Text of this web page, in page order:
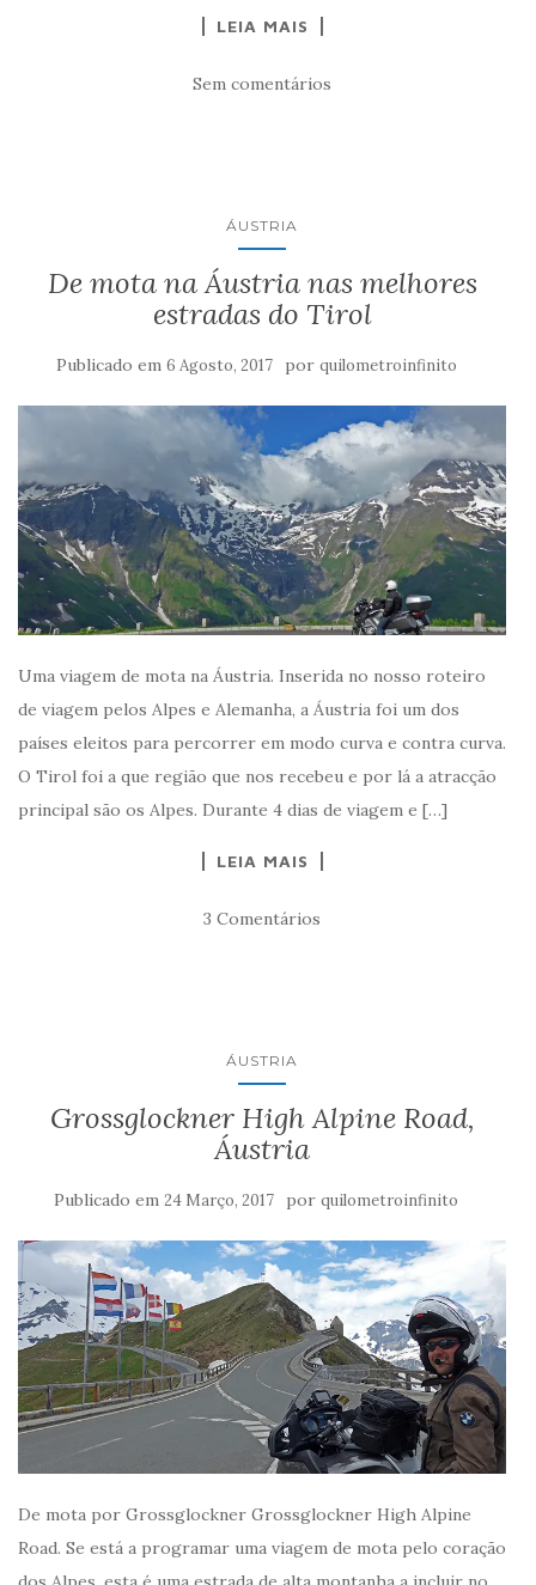
LEIA MAIS
Sem comentários
ÁUSTRIA
De mota na Áustria nas melhores
estradas do Tirol
Publicado em 6 Agosto, 2017 por quilometroinfinito
Uma viagem de mota na Áustria. Inserida no nosso roteiro
de viagem pelos Alpes e Alemanha, a Áustria foi um dos
países eleitos para percorrer em modo curva e contra curva.
O Tirol foi a que região que nos recebeu e por lá a atracção
principal são os Alpes. Durante 4 dias de viagem e […]
LEIA MAIS
3 Comentários
ÁUSTRIA
Grossglockner High Alpine Road,
Áustria
Publicado em 24 Março, 2017 por quilometroinfinito
De mota por Grossglockner Grossglockner High Alpine
Road. Se está a programar uma viagem de mota pelo coração